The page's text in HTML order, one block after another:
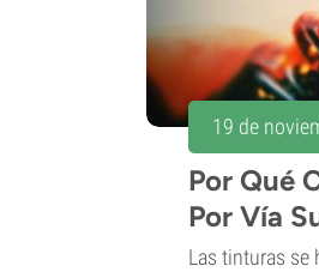
19 de
Por Qué
Por Vía
Las tinturas se